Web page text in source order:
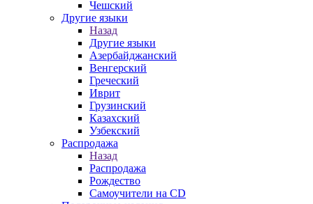
Чешский
Другие языки
Назад
Другие языки
Азербайджанский
Венгерский
Греческий
Иврит
Грузинский
Казахский
Узбекский
Распродажа
Назад
Распродажа
Рождество
Самоучители на CD